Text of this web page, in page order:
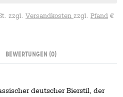
zzgl. Versandkosten zzgl. Pfand €
Bewertungen (0)
deutscher Bierstil, der